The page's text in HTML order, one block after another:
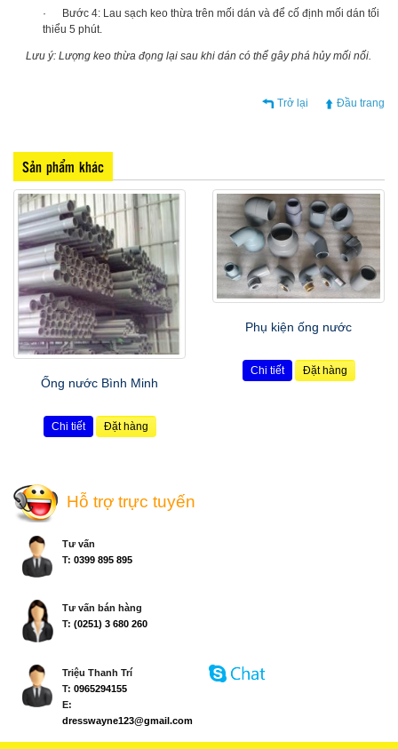
· Bước 4: Lau sạch keo thừa trên mối dán và để cố định mối dán tối
thiểu 5 phút.
Lưu ý: Lượng keo thừa đọng lại sau khi dán có thể gây phá hủy mối nối.
Trở lại Đầu trang
Sản phẩm khác
Ống nước Bình Minh
Chi tiết Đặt hàng
Phụ kiện ống nước
Chi tiết Đặt hàng
Hỗ trợ trực tuyến
Tư vấn
T: 0399 895 895
Tư vấn bán hàng
T: (0251) 3 680 260
Triệu Thanh Trí
T: 0965294155
E:
dresswayne123@gmail.com